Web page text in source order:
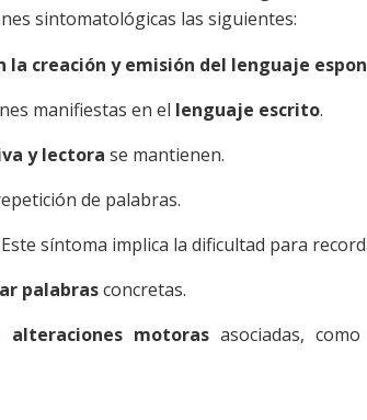
sintomatológicas las siguientes:
la creación y emisión del lenguaje
manifiestas en el lenguaje escrito.
y lectora se mantienen.
de palabras.
síntoma implica la dificultad para
palabrasconcretas.
alteraciones motorasasociadas,